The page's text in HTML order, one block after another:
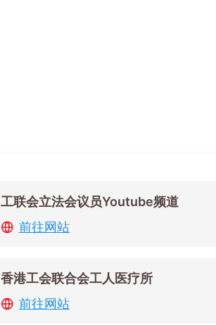
工联会立法会议员Youtube频道
前往网站
香港工会联合会工人医疗所
前往网站